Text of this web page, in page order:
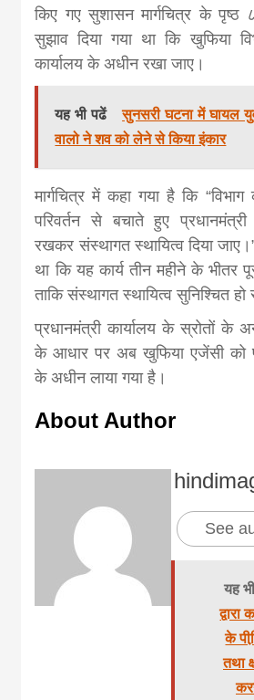
किए गए सुशासन मार्गचित्र के
सुझाव दिया गया था कि खुफिया
कार्यालय के अधीन रखा जाए।
यह भी पढें
सुनसरी घटना में घायल
वालो ने शव को लेने से किया इंकार
मार्गचित्र में कहा गया है कि “विभाग
परिवर्तन से बचाते हुए
रखकर संस्थागत स्थायित्व दिया
था कि यह कार्य तीन महीने के भीतर
ताकि संस्थागत स्थायित्व सुनिश्चित
प्रधानमंत्री कार्यालय के स्रोतों के
के आधार पर अब खुफिया एजेंसी को
के अधीन लाया गया है।
About Author
See
यह
के
तथा